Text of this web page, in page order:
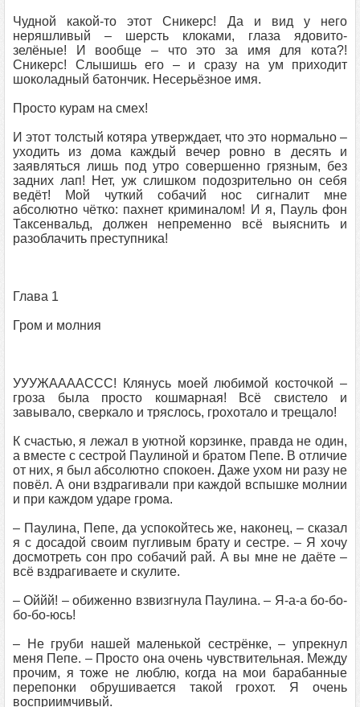
Чудной какой-то этот Сникерс! Да и вид у него
неряшливый – шерсть клоками, глаза ядовито-
зелёные! И вообще – что это за имя для кота?!
Сникерс! Слышишь его – и сразу на ум приходит
шоколадный батончик. Несерьёзное имя.
Просто курам на смех!
И этот толстый котяра утверждает, что это нормально –
уходить из дома каждый вечер ровно в десять и
заявляться лишь под утро совершенно грязным, без
задних лап! Нет, уж слишком подозрительно он себя
ведёт! Мой чуткий собачий нос сигналит мне
абсолютно чётко: пахнет криминалом! И я, Пауль фон
Таксенвальд, должен непременно всё выяснить и
разоблачить преступника!
Глава 1
Гром и молния
УУУЖААААССС! Клянусь моей любимой косточкой –
гроза была просто кошмарная! Всё свистело и
завывало, сверкало и тряслось, грохотало и трещало!
К счастью, я лежал в уютной корзинке, правда не один,
а вместе с сестрой Паулиной и братом Пепе. В отличие
от них, я был абсолютно спокоен. Даже ухом ни разу не
повёл. А они вздрагивали при каждой вспышке молнии
и при каждом ударе грома.
– Паулина, Пепе, да успокойтесь же, наконец, – сказал
я с досадой своим пугливым брату и сестре. – Я хочу
досмотреть сон про собачий рай. А вы мне не даёте –
всё вздрагиваете и скулите.
– Оййй! – обиженно взвизгнула Паулина. – Я-а-а бо-бо-
бо-бо-юсь!
– Не груби нашей маленькой сестрёнке, – упрекнул
меня Пепе. – Просто она очень чувствительная. Между
прочим, я тоже не люблю, когда на мои барабанные
перепонки обрушивается такой грохот. Я очень
восприимчивый.